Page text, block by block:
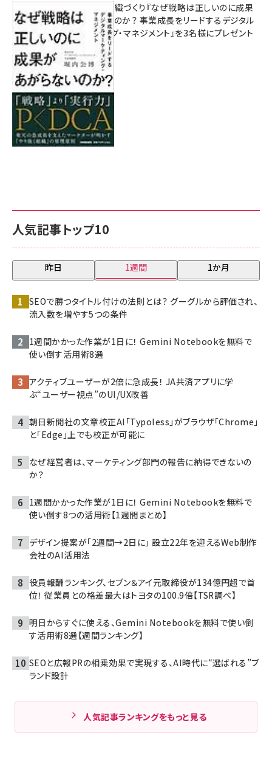
人気記事トップ10
昨日 1週間 1か月
SEOで勝つタイトル付けの法則とは？ グーグルから評価され、
流入数を増やす5つの条件
1週間かかった作業が1日に！ Gemini Notebookを無料で
使い倒す活用術8選
アクティブユーザーが2倍に急成長！ JA共済アプリに学
ぶ“ユーザー視点”のUI/UX改善
朝日新聞社の文章校正AI「Typoless」がブラウザ「Chrome」
と「Edge」上でも校正が可能に
なぜ経営者は、マーケティング部門の報告に納得できないの
か？
1週間かかった作業が1日に！ Gemini Notebookを無料で
使い倒す8つの活用術【1週間まとめ】
デザイン提案が「2週間→2日に」 設立22年を迎えるWeb制作
会社のAI活用法
役員報酬ランキング、セブン＆アイ元取締役が134億円超で首
位！ 従業員との格差最大はトヨタの100.9倍【TSR調べ】
明日からすぐに使える、Gemini Notebookを無料で使い倒
す活用術8選【週間ランキング】
SEOと広報PRの相乗効果で実現する、AI時代に“選ばれる”ブ
ランド設計
人気記事ランキングをもっと見る
成果を生む組織づくり『なぜ戦略は正しいのに成果
があがらないのか？ 事業成長をリードするデジタル
マーケティング・マネジメント』を3名様にプレゼント
8月7日 10:00